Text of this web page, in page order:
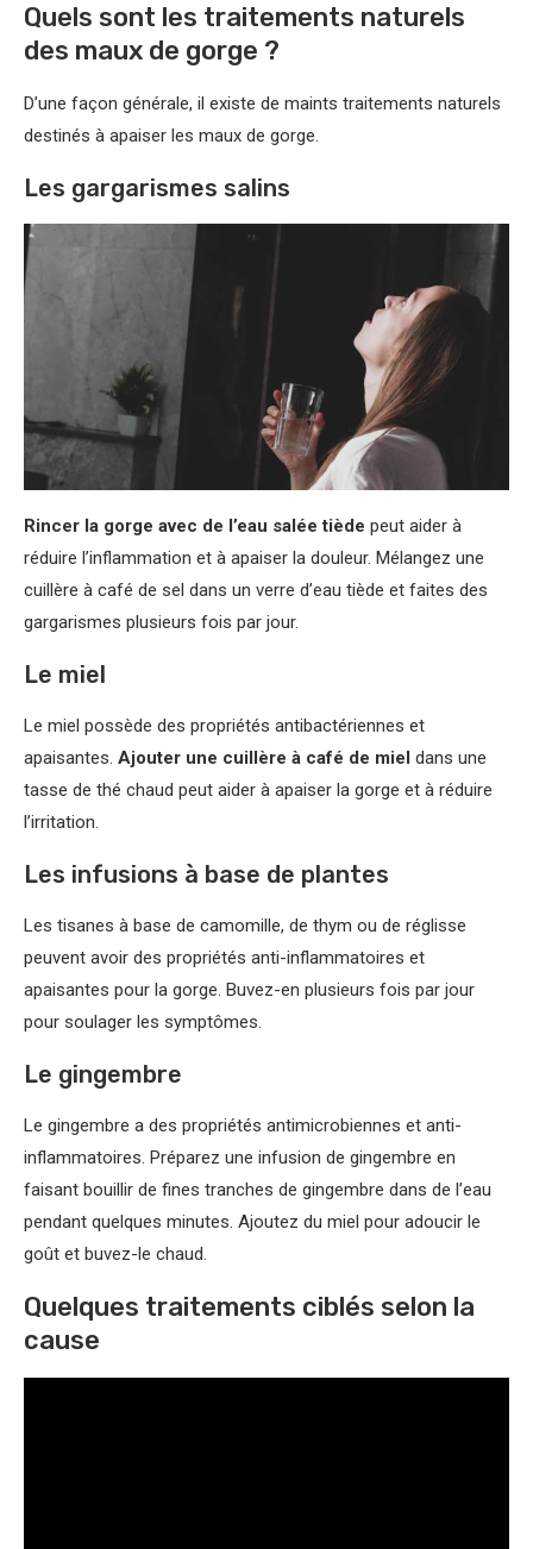
Quels sont les traitements naturels
des maux de gorge ?
D’une façon générale, il existe de maints traitements naturels
destinés à apaiser les maux de gorge.
Les gargarismes salins
Rincer la gorge avec de l’eau salée tiède peut aider à
réduire l’inflammation et à apaiser la douleur. Mélangez une
cuillère à café de sel dans un verre d’eau tiède et faites des
gargarismes plusieurs fois par jour.
Le miel
Le miel possède des propriétés antibactériennes et
apaisantes. Ajouter une cuillère à café de miel dans une
tasse de thé chaud peut aider à apaiser la gorge et à réduire
l’irritation.
Les infusions à base de plantes
Les tisanes à base de camomille, de thym ou de réglisse
peuvent avoir des propriétés anti-inflammatoires et
apaisantes pour la gorge. Buvez-en plusieurs fois par jour
pour soulager les symptômes.
Le gingembre
Le gingembre a des propriétés antimicrobiennes et anti-
inflammatoires. Préparez une infusion de gingembre en
faisant bouillir de fines tranches de gingembre dans de l’eau
pendant quelques minutes. Ajoutez du miel pour adoucir le
goût et buvez-le chaud.
Quelques traitements ciblés selon la
cause